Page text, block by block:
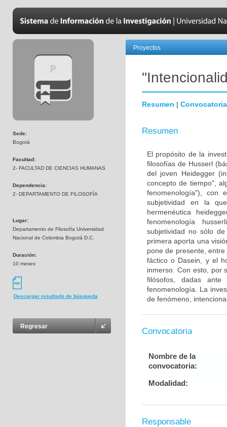
Sede:
Bogotá
Facultad:
2- FACULTAD DE CIENCIAS HUMANAS
Dependencia:
2- DEPARTAMENTO DE FILOSOFÍA
Lugar:
Departamento de Filosofía Universidad
Nacional de Colombia Bogotá D.C.
Duración:
10 meses
Descargar resultado de búsqueda
Regresar
Proyectos
Resumen | Convocatoria
Resumen
El propósito de la
filosofías de Husserl
del joven Heidegger
concepto de tiempo",
fenomenología"), con
subjetividad en la
hermenéutica
fenomenología
subjetividad no sólo
primera aporta una
pone de presente,
fáctico o Dasein, y el
inmerso. Con esto, por
filósofos, dadas
fenomenología. La
de fenómeno,
Convocatoria
Nombre de la
convocatoria:
Modalidad:
Responsable